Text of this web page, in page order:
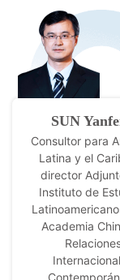
SUN
Consultor para
Latina y el
director
Instituto de
Academia